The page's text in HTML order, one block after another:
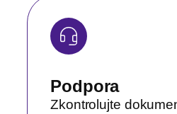
Podpora
Zkontrolujte